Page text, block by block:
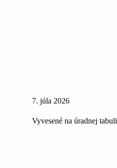
7. júla 2026
Vyvesené na úradnej tabuli